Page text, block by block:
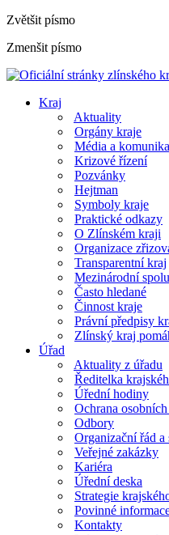
Zvětšit písmo
Zmenšit písmo
Kraj
Aktuality
Orgány kraje
Média a
Krizové řízení
Pozvánky
Hejtman
Symboly kraje
Praktické odkazy
O Zlínském kraji
Organizace
Transparentní kraj
Mezinárodní
Často hledané
Činnost kraje
Právní předpisy
Zlínský kraj
Úřad
Aktuality z úřadu
Ředitelka
Úřední hodiny
Ochrana
Odbory
Organizační řád a
Veřejné zakázky
Kariéra
Úřední deska
Strategie
Povinné
Kontakty